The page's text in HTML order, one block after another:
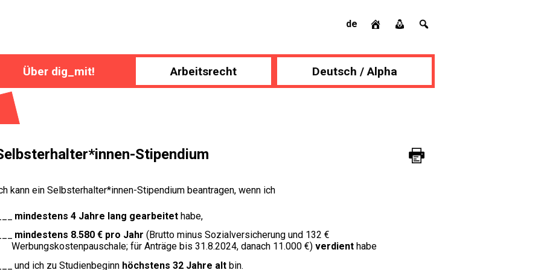
de
Über dig_mit! Arbeitsrecht Deutsch / Alpha
Stipendium
kann ein Selbsterhalter*innen-Stipendium beantragen, wenn ich
mindestens 4 Jahre lang gearbeitethabe,
mindestens 8.580 € pro Jahr (Brutto minus Sozialversicherung und 132 €
Werbungskostenpauschale; für Anträge bis 31.8.2024, danach 11.000 €)verdient habe
und ich zu Studienbeginn höchstens 32 Jahre altbin.